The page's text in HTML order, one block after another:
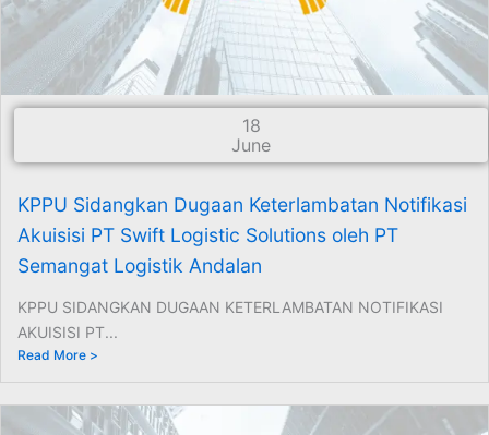
18
June
KPPU Sidangkan Dugaan Keterlambatan Notifikasi
Akuisisi PT Swift Logistic Solutions oleh PT
Semangat Logistik Andalan
KPPU SIDANGKAN DUGAAN KETERLAMBATAN NOTIFIKASI
AKUISISI PT...
Read More >